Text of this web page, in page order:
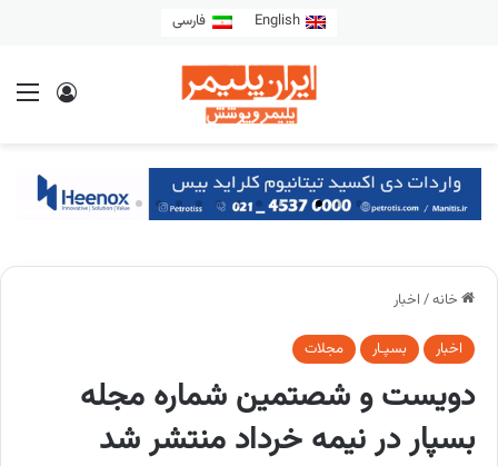
English فارسی
خانه/ اخبار
اخبار بسپـار مجلات
دویست و شصتمین شماره مجله
بسپار در نیمه خرداد منتشر شد